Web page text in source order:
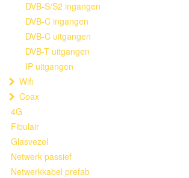
DVB-S/S2 ingangen
DVB-C ingangen
DVB-C uitgangen
DVB-T uitgangen
IP uitgangen
Wifi
Coax
4G
Fibulair
Glasvezel
Netwerk passief
Netwerkkabel prefab